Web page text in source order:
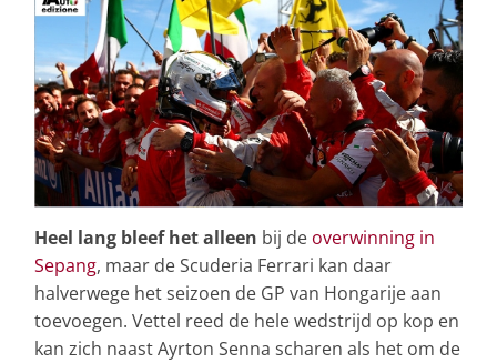
Heel lang bleef het alleen bij de overwinning in
Sepang, maar de Scuderia Ferrari kan daar
halverwege het seizoen de GP van Hongarije aan
toevoegen. Vettel reed de hele wedstrijd op kop en
kan zich naast Ayrton Senna scharen als het om de